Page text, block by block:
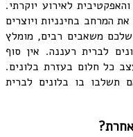
לאירוע יוקרתי.
המרחב בחינניות ויוצרים
משאבים רבים, מומלץ
לברית רעננה. אין סוף
כל חלום בעזרת בלונים.
תשלבו בו בלונים לברית